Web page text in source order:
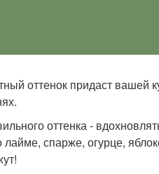
оттенок придаст вашей
оттенка -
спарже, огурце,